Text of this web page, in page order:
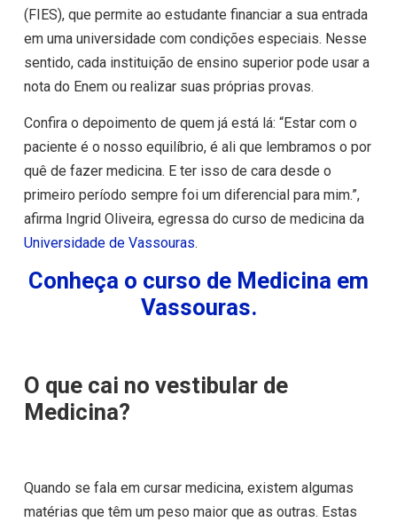
(FIES), que permite ao estudante financiar a sua entrada
em uma universidade com condições especiais. Nesse
sentido, cada instituição de ensino superior pode usar a
nota do Enem ou realizar suas próprias provas.
Confira o depoimento de quem já está lá: “Estar com o
paciente é o nosso equilíbrio, é ali que lembramos o por
quê de fazer medicina. E ter isso de cara desde o
primeiro período sempre foi um diferencial para mim.”,
afirma Ingrid Oliveira, egressa do curso de medicina da
Universidade de Vassouras.
Conheça o curso de Medicina em
Vassouras.
O que cai no vestibular de
Medicina?
Quando se fala em cursar medicina, existem algumas
matérias que têm um peso maior que as outras. Estas